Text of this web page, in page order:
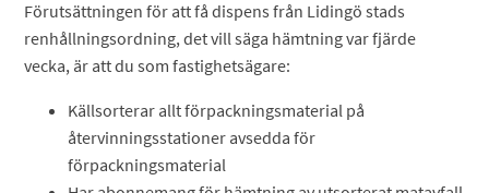
Förutsättningen för att få dispens från Lidingö stads
renhållningsordning, det vill säga hämtning var fjärde
vecka, är att du som fastighetsägare:
Källsorterar allt förpackningsmaterial på
återvinningsstationer avsedda för
förpackningsmaterial